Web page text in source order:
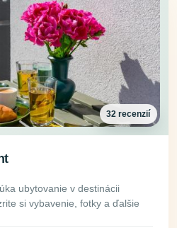
32 recenzií
ubytovanie v destinácii
si vybavenie, fotky a ďalšie